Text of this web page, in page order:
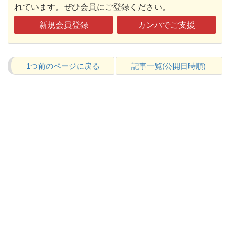
れています。ぜひ会員にご登録ください。
新規会員登録 カンパでご支援
1つ前のページに戻る 記事一覧(公開日時順)